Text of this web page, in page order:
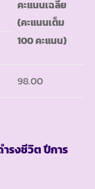
คะแนนเฉลี่ย
(คะแนนเต็ม
100 คะแนน)
98.00
งชีวิต ปีการ